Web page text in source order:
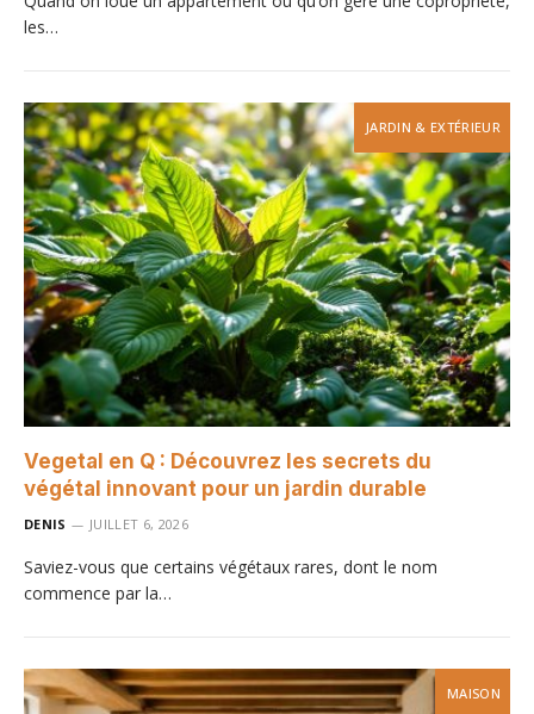
les…
JARDIN & EXTÉRIEUR
Vegetal en Q : Découvrez les secrets du
végétal innovant pour un jardin durable
DENIS JUILLET 6, 2026
Saviez-vous que certains végétaux rares, dont le nom
commence par la…
MAISON